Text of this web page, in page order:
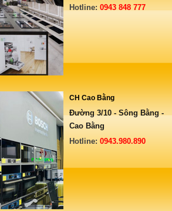
Hotline:0943 848 777
CH Cao Bằng
Đường 3/10 - Sông Bằng -
Cao Bằng
Hotline:0943.980.890